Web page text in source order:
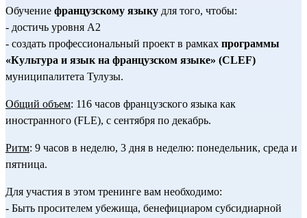
Обучение французскому языку для того, чтобы:
- достичь уровня А2
- создать профессиональный проект в рамках программы
«Культура и язык на французском языке» (CLEF)
муниципалитета Тулузы.
Общий объем: 116 часов французского языка как
иностранного (FLE), с сентября по декабрь.
Ритм: 9 часов в неделю, 3 дня в неделю: понедельник, среда и
пятница.
Для участия в этом тренинге вам необходимо:
- Быть просителем убежища, бенефициаром субсидиарной